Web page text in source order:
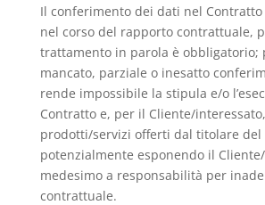
Il conferimento dei dati nel
nel corso del rapporto contrattuale,
trattamento in parola è obbligatorio;
mancato, parziale o inesatto
rende impossibile la stipula e/o
Contratto e, per il Cliente/
prodotti/servizi offerti dal titolare
potenzialmente esponendo il
medesimo a responsabilità per
contrattuale.